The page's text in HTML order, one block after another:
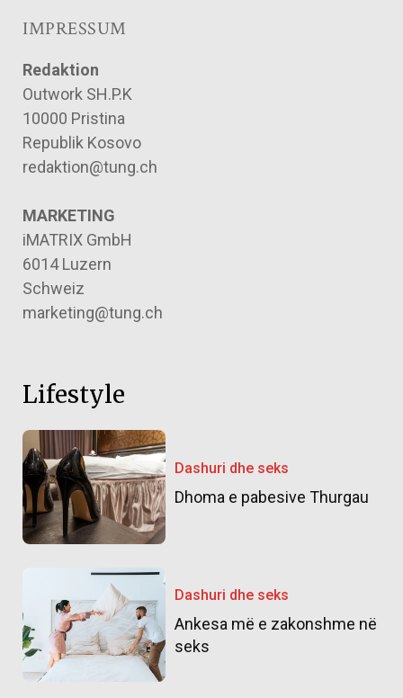
IMPRESSUM
Redaktion
Outwork SH.P.K
10000 Pristina
Republik Kosovo
redaktion@tung.ch
MARKETING
iMATRIX GmbH
6014 Luzern
Schweiz
marketing@tung.ch
Lifestyle
Dashuri dhe seks
Dhoma e pabesive Thurgau
Dashuri dhe seks
Ankesa më e zakonshme në
seks